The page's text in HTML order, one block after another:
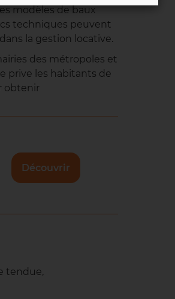
modèles de baux
techniques peuvent
la gestion locative.
des métropoles et
prive les habitants de
obtenir
Découvrir
tendue,